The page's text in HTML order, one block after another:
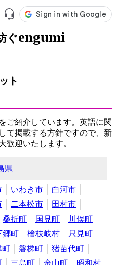
ぐengumi
ト
ご紹介しています。英語に関
て掲載する方針ですので、新
歓迎いたします。
県
いわき市
白河市
二本松市
田村市
桑折町 国見町
川俣町
郷町 檜枝岐村
只見町
町 磐梯町
猪苗代町